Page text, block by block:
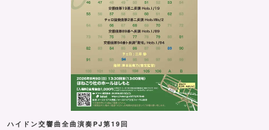
ハイドン交響曲全曲演奏PJ第19回